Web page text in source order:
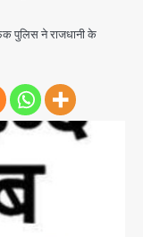
पुलिस ने राजधानी के
चालक निकला
के फोन; 8
450 पार्ट्स बरामद
नहर पटरी मार्ग
पत्नी की जान,
accident: